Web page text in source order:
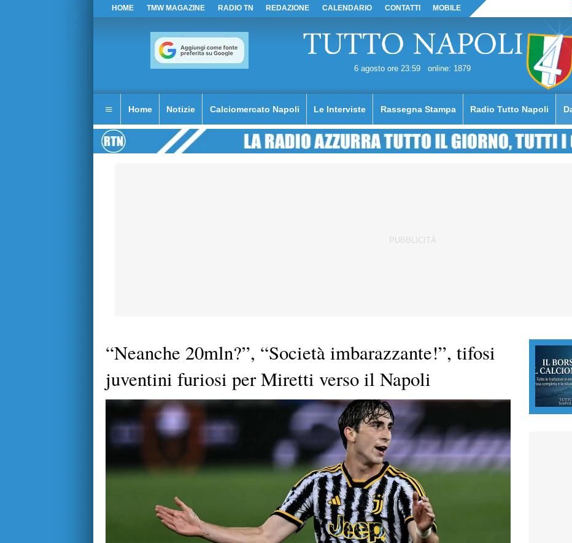
HOME TMW MAGAZINE RADIO TN REDAZIONE CALENDARIO CONTATTI MOBILE
6 agosto ore 23:59 online: 1879
Home Notizie Calciomercato Napoli Le Interviste Rassegna Stampa Radio Tutto Napoli
“Neanche 20mln?”, “Società imbarazzante!”, tifosi
juventini furiosi per Miretti verso il Napoli